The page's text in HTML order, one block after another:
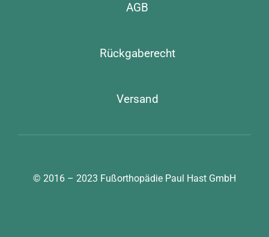
AGB
Rückgaberecht
Versand
© 2016 – 2023 Fußorthopädie Paul Hast GmbH